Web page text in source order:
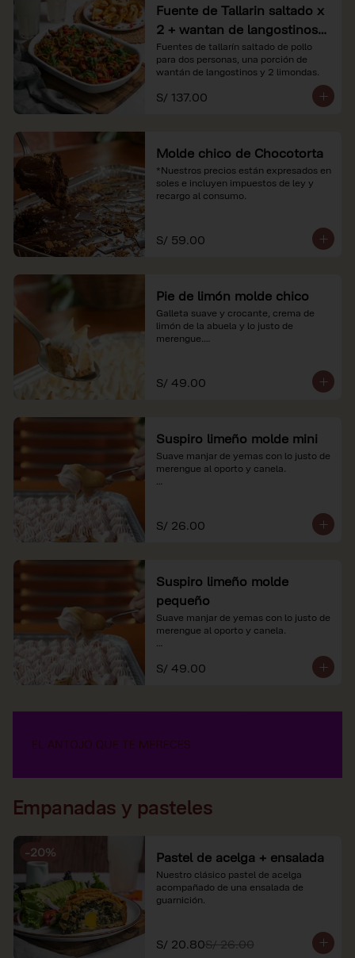
Fuente de Tallarin saltado x
2 + wantan de langostinos +
2 limonadas
Fuentes de tallarín saltado de pollo
para dos personas, una porción de
wantán de langostinos y 2 limondas.
S/ 137.00
Molde chico de Chocotorta
*Nuestros precios están expresados en
soles e incluyen impuestos de ley y
recargo al consumo.
S/ 59.00
Pie de limón molde chico
Galleta suave y crocante, crema de
limón de la abuela y lo justo de
merengue.
soles e incluyen impuestos de ley y
recargo al consumo.
S/ 49.00
Suspiro limeño molde mini
Suave manjar de yemas con lo justo de
merengue al oporto y canela.
S/ 26.00
Suspiro limeño molde
pequeño
Suave manjar de yemas con lo justo de
merengue al oporto y canela.
*Nuestros precios están expresados en
soles e incluyen impuestos de ley y
S/ 49.00
Empanadas y pasteles
-20% Pastel de acelga + ensalada
Nuestro clásico pastel de acelga
acompañado de una ensalada de
guarnición.
S/ 20.80S/ 26.00